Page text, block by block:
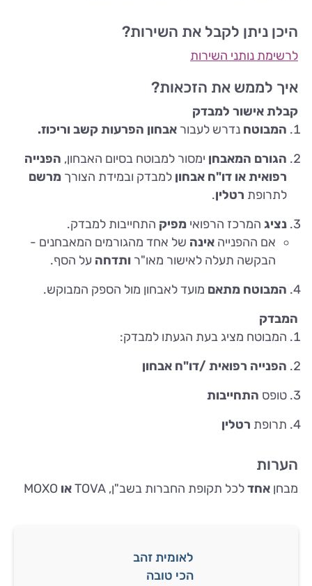
היכן ניתן לקבל את השירות?
לרשימת נותני השירות
איך לממש את הזכאות?
קבלת אישור למבדק
המבוטח נדרש לעבור אבחון הפרעות קשב וריכוז.
הגורם המאבחן ימסור למבוטח בסיום האבחון, הפנייה
רפואית או דו"ח אבחון למבדק ובמידת הצורך מרשם
לתרופת רטלין.
נציג המרכז הרפואי מפיק התחייבות למבדק.
אם ההפנייה אינה של אחד מהגורמים המאבחנים -
הבקשה תעלה לאישור מאו"ר ותדחה על הסף.
המבוטח מתאם מועד לאבחון מול הספק המבוקש.
המבדק
המבוטח מציג בעת הגעתו למבדק:
הפנייה רפואית /דו"ח אבחון
טופס התחייבות
תרופת רטלין
הערות
מבחן אחדלכל תקופת החברות בשב"ן, TOVA או MOXO
לאומית זהב
הכי טובה